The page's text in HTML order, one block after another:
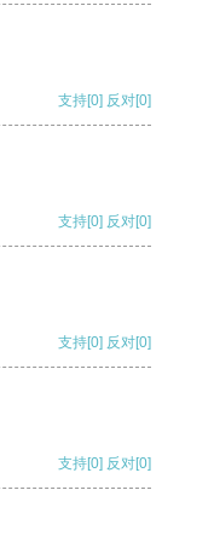
支持[0] 反对[0]
支持[0] 反对[0]
支持[0] 反对[0]
支持[0] 反对[0]